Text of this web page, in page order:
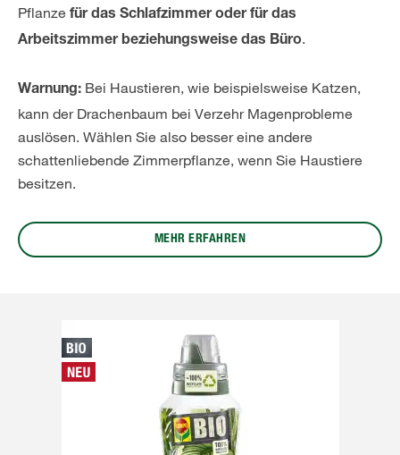
Pflanze für das Schlafzimmer oder für das
Arbeitszimmer beziehungsweise das Büro.
Warnung: Bei Haustieren, wie beispielsweise Katzen,
kann der Drachenbaum bei Verzehr Magenprobleme
auslösen. Wählen Sie also besser eine andere
schattenliebende Zimmerpflanze, wenn Sie Haustiere
besitzen.
MEHR ERFAHREN